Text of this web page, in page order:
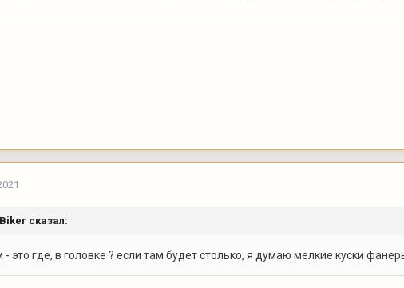
Biker сказал:
это где, в головке ? если там будет столько, я думаю мелкие куски